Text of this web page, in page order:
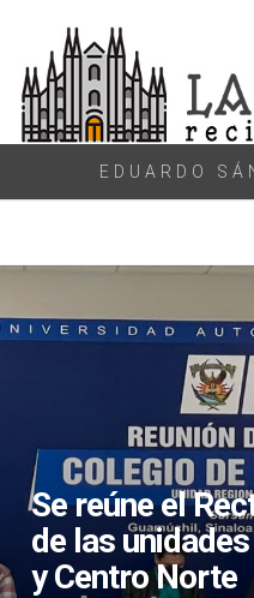
content
EDUARDO
Se reúne el
de las
y Centro Norte